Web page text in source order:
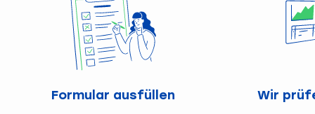
Formular ausfüllen Wir